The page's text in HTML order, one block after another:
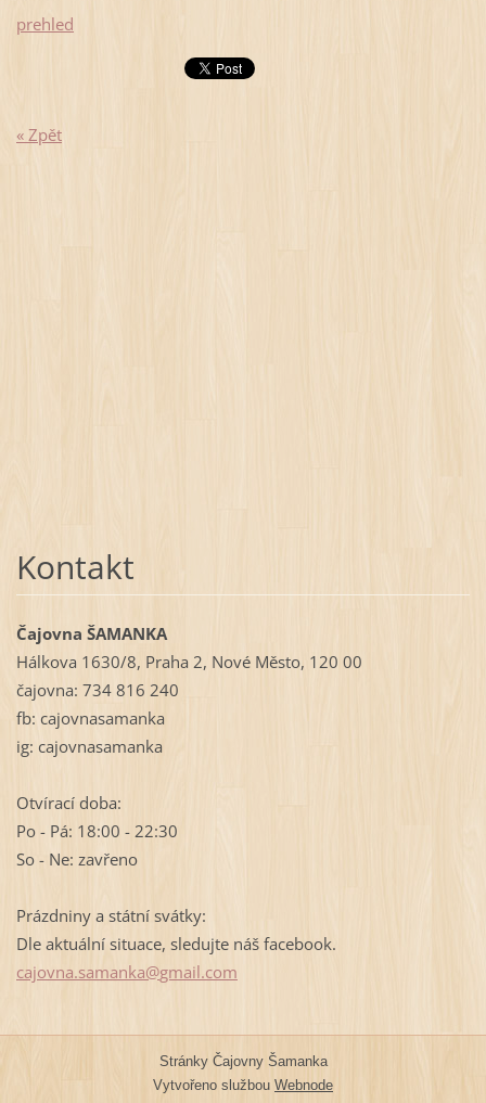
prehled
« Zpět
Kontakt
Čajovna ŠAMANKA
Hálkova 1630/8, Praha 2, Nové Město, 120 00
čajovna: 734 816 240
fb: cajovnasamanka
ig: cajovnasamanka
Otvírací doba:
Po - Pá: 18:00 - 22:30
So - Ne: zavřeno
Prázdniny a státní svátky:
Dle aktuální situace, sledujte náš facebook.
cajovna.samanka@gmail.com
Stránky Čajovny Šamanka
Vytvořeno službou Webnode